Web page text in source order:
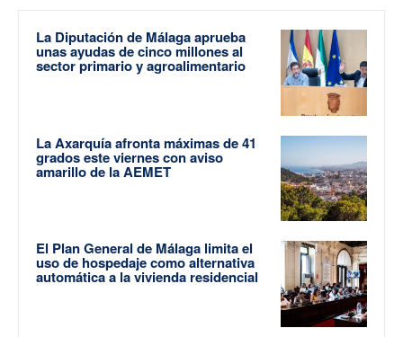
La Diputación de Málaga aprueba
unas ayudas de cinco millones al
sector primario y agroalimentario
La Axarquía afronta máximas de 41
grados este viernes con aviso
amarillo de la AEMET
El Plan General de Málaga limita el
uso de hospedaje como alternativa
automática a la vivienda residencial